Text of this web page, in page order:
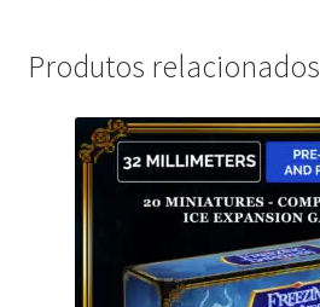
Produtos relacionados